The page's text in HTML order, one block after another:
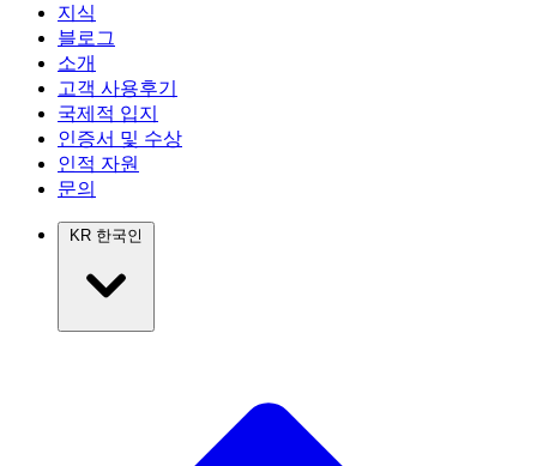
지식
블로그
소개
고객 사용후기
국제적 입지
인증서 및 수상
인적 자원
문의
KR 한국인